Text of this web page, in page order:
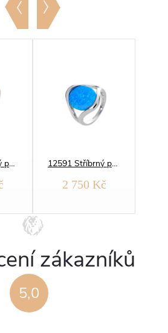
12577 Stříbrný prsten VLNKY modrý OPÁL 12591 Stříbrný prsten mohutný SOLITÉR modrý OPÁL
2 750 Kč
5,0
zákazníků